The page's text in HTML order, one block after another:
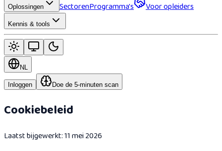
Oplossingen SectorenProgramma's Voor opleiders
Kennis & tools
NL
Inloggen Doe de 5-minuten scan
Cookiebeleid
Laatst bijgewerkt: 11 mei 2026